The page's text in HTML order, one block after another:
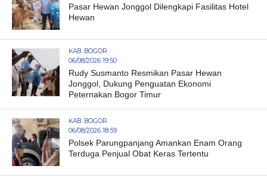
Pasar Hewan Jonggol Dilengkapi Fasilitas Hotel
Hewan
KAB. BOGOR
06/08/2026 19:50
Rudy Susmanto Resmikan Pasar Hewan
Jonggol, Dukung Penguatan Ekonomi
Peternakan Bogor Timur
KAB. BOGOR
06/08/2026 18:59
Polsek Parungpanjang Amankan Enam Orang
Terduga Penjual Obat Keras Tertentu